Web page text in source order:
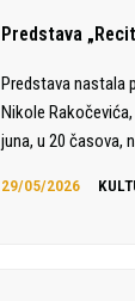
Predstava
Predstava nastala
Nikole
juna, u 20 časova,
29/05/2026